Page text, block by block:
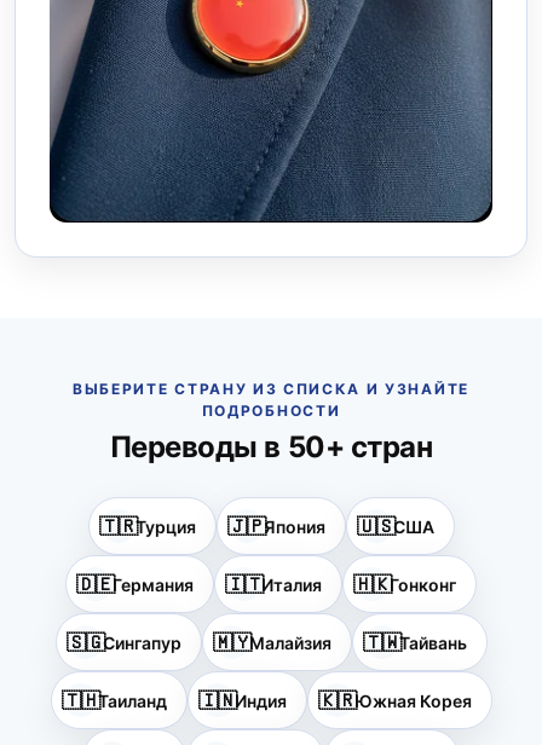
ВЫБЕРИТЕ СТРАНУ ИЗ СПИСКА И УЗНАЙТЕ
ПОДРОБНОСТИ
Переводы в 50+ стран
🇹🇷Турция 🇯🇵Япония 🇺🇸США
🇩🇪Германия 🇮🇹Италия 🇭🇰Гонконг
🇸🇬Сингапур 🇲🇾Малайзия 🇹🇼Тайвань
🇹🇭Таиланд 🇮🇳Индия 🇰🇷Южная Корея